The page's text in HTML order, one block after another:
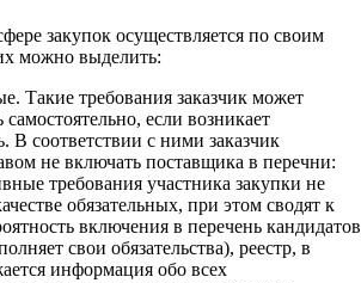
закупок осуществляется по своим
можно выделить:
Такие требования заказчик может
самостоятельно, если возникает
В соответствии с ними заказчик
не включать поставщика в перечни:
требования участника закупки не
обязательных, при этом сводят к
включения в перечень
свои обязательства), реестр, в
информация обо всех